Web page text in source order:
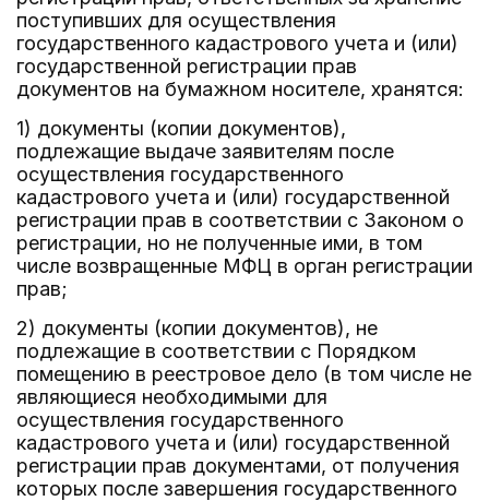
поступивших для осуществления
государственного кадастрового учета и (или)
государственной регистрации прав
документов на бумажном носителе, хранятся:
1) документы (копии документов),
подлежащие выдаче заявителям после
осуществления государственного
кадастрового учета и (или) государственной
регистрации прав в соответствии с Законом о
регистрации, но не полученные ими, в том
числе возвращенные МФЦ в орган регистрации
прав;
2) документы (копии документов), не
подлежащие в соответствии с Порядком
помещению в реестровое дело (в том числе не
являющиеся необходимыми для
осуществления государственного
кадастрового учета и (или) государственной
регистрации прав документами, от получения
которых после завершения государственного